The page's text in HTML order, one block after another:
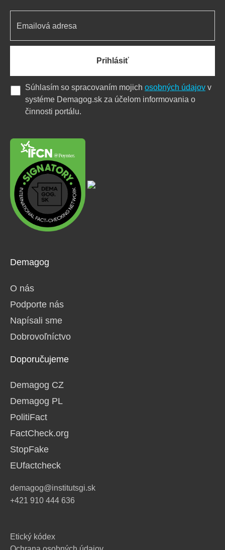
Demagog
O nás
Podporte nás
Napísali sme
Dobrovoľníctvo
Doporučujeme
Demagog CZ
Demagog PL
PolitiFact
FactCheck.org
StopFake
EUfactcheck
demagog@institutsgi.sk
+421 910 444 636
Prihlásiť
Súhlasím so spracovaním mojich osobných údajov v
systéme Demagog.sk za účelom informovania o
činnosti portálu.
Etický kódex